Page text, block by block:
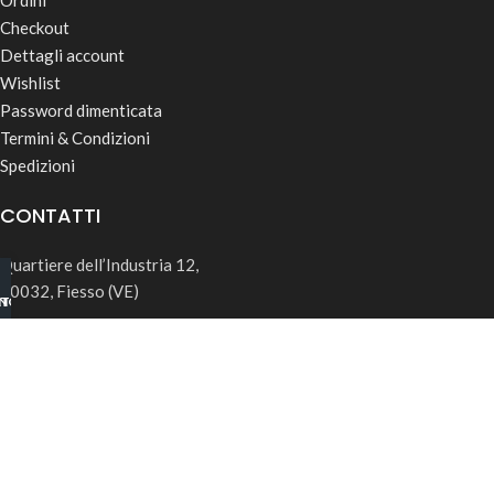
Checkout
Dettagli account
Wishlist
Password dimenticata
Termini & Condizioni
Spedizioni
CONTATTI
Quartiere dell’Industria 12,
30032, Fiesso (VE)
B2B